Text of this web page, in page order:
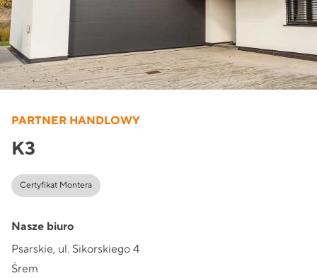
PARTNER HANDLOWY
K3
Certyfikat Montera
Nasze biuro
Psarskie, ul. Sikorskiego 4
Śrem